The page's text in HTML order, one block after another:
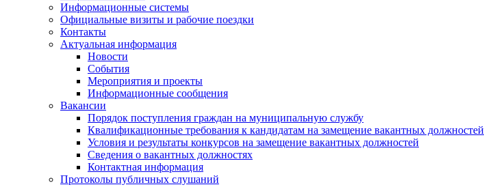
Информационные системы
Официальные визиты и рабочие поездки
Контакты
Актуальная информация
Новости
События
Мероприятия и проекты
Информационные сообщения
Вакансии
Порядок поступления граждан на муниципальную службу
Квалификационные требования к кандидатам на замещение вакантных должностей
Условия и результаты конкурсов на замещение вакантных должностей
Сведения о вакантных должностях
Контактная информация
Протоколы публичных слушаний